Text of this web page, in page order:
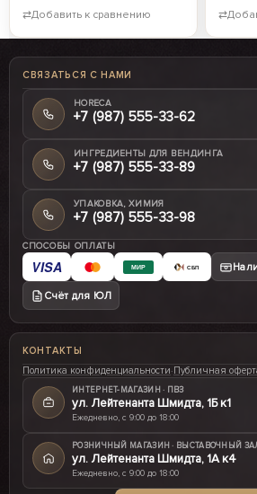
⇄Добавить к сравнению ⇄
СВЯЗАТЬСЯ С НАМИ
HORECA
+7 (987) 555-33-62
ИНГРЕДИЕНТЫ ДЛЯ ВЕНДИНГА
+7 (987) 555-33-89
УПАКОВКА, ХИМИЯ
+7 (987) 555-33-98
СПОСОБЫ ОПЛАТЫ
VISA МИР СБП
Счёт для ЮЛ
КОНТАКТЫ
Политика конфиденциальности·Публичная
ИНТЕРНЕТ-МАГАЗИН · ПВЗ
ул. Лейтенанта Шмидта, 1Б к1
Ежедневно, с 9:00 до 18:00
РОЗНИЧНЫЙ МАГАЗИН · ВЫСТАВОЧНЫЙ
ул. Лейтенанта Шмидта, 1А к4
Ежедневно, с 9:00 до 18:00